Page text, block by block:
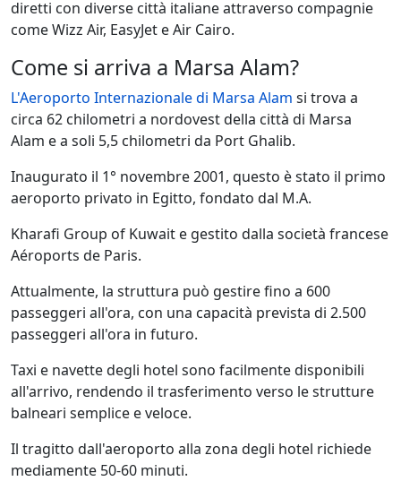
diretti con diverse città italiane attraverso compagnie
come Wizz Air, EasyJet e Air Cairo.
Come si arriva a Marsa Alam?
L'Aeroporto Internazionale di Marsa Alam si trova a
circa 62 chilometri a nordovest della città di Marsa
Alam e a soli 5,5 chilometri da Port Ghalib.
Inaugurato il 1° novembre 2001, questo è stato il primo
aeroporto privato in Egitto, fondato dal M.A.
Kharafi Group of Kuwait e gestito dalla società francese
Aéroports de Paris.
Attualmente, la struttura può gestire fino a 600
passeggeri all'ora, con una capacità prevista di 2.500
passeggeri all'ora in futuro.
Taxi e navette degli hotel sono facilmente disponibili
all'arrivo, rendendo il trasferimento verso le strutture
balneari semplice e veloce.
Il tragitto dall'aeroporto alla zona degli hotel richiede
mediamente 50-60 minuti.